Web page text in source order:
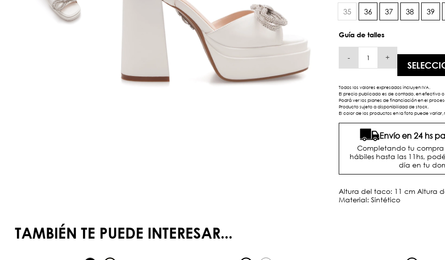
35 36 37 38 39
Guía de talles
- +
Todos los valores expresados incluyen IVA.
El precio publicado es de contado, en efectivo
Podrá ver los planes de financiación en el
Producto sujeto a disponibilidad de stock.
El color de los productos en la foto puede
Envío en 24 hs
Completando tu compra
hábiles hasta las 11hs,
día en tu
Altura del taco: 11 cm Altura
Material: Sintético
TAMBIÉN TE PUEDE INTERESAR...